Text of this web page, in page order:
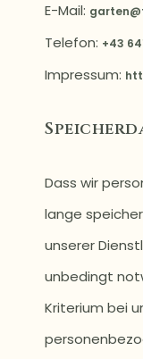
E-Mail:
Telefon: ‭+43
Impressum:
Dass wir
lange
unserer
unbedingt
Kriterium bei